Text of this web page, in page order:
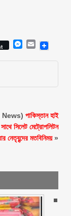
Messenger
Email
News) পাকিস্তান হাই
সিলেট মেট্রোপলিটন
নেতৃবৃন্দের মতবিনিময়»